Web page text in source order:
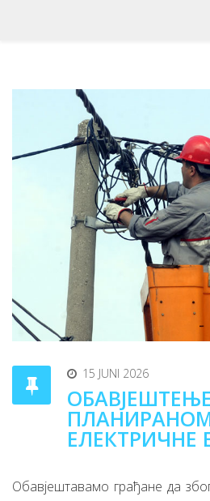
15 JUNI 2026
ЕЛЕКТРИЧНЕ
Обавјештавамо грађане да